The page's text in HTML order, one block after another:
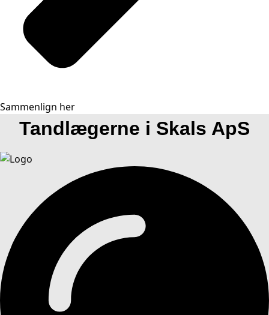
Sammenlign her
Tandlægerne i Skals ApS